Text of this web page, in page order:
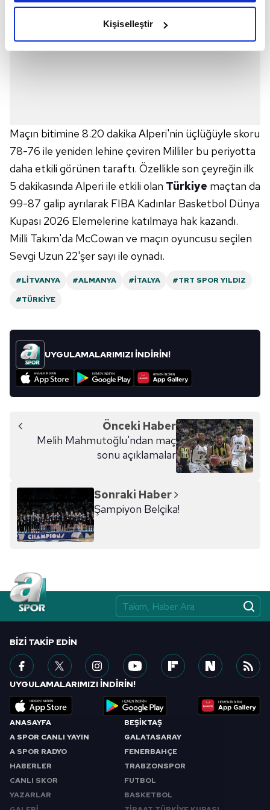
amacımızın size daha iyi bir reklam deneyimi sunmak
elimizden gelen çabayı gösterdiğimizi ve bu noktada,
Sizlere daha iyi bir hizmet sunabilmek için İnternet
Sitemizde kendimize ve üçüncü kişilere ait çerezler
kullanılmaktadır. Bu çerezler vasıtasıyla çeşitli kişisel
verileriniz işlenmekte olup gerekli olan çerezler bilgi
toplumu hizmetlerinin sunulması amacıyla
kullanılmaktadır. Diğer çerezler, sitemizin daha işlevsel
kılınması ve kişiselleştirilmesi ve sizlere yönelik
reklam/pazarlama faaliyetlerinin yapılması, amaçlarıyla
sınırlı olarak açık rızanız dahilinde kullanılacaktır.
6698 sayılı Kişisel Verilerin Korunması Kanunu uyarınca
hazırlanmış Aydınlatma Metnimizi okumak ve sitemizde
Kişiselleştir
Maçın bitimine 8.20 dakika Alperi'nin üçlüğüyle skoru
78-76 ile yeniden lehine çeviren Milliler bu periyotta
daha etkili görünen taraftı. Özellikle son çeyreğin ilk
5 dakikasında Alperi ile etkili olan Türkiye maçtan da
99-87 galip ayrılarak FIBA Kadınlar Basketbol Dünya
Kupası 2026 Elemelerine katılmaya hak kazandı.
Milli Takım'da McCowan ve maçın oyuncusu seçilen
Sevgi Uzun 22'şer sayı ile oynadı.
#LITVANYA #ALMANYA #İTALYA
#TRT SPOR YILDIZ
#TÜRKIYE
UYGULAMALARIMIZI İNDİRİN!
Önceki Haber
Melih Mahmutoğlu'ndan maç
sonu açıklamalar
Sonraki Haber
Şampiyon Belçika!
ANASAYFA
A SPOR CANLI YAYIN
A SPOR RADYO
HABERLER
CANLI SKOR
YAZARLAR
BEŞİKTAŞ
GALATASARAY
FENERBAHÇE
TRABZONSPOR
FUTBOL
BASKETBOL
BIZI TAKIP EDIN
UYGULAMALARIMIZI İNDİRİN!